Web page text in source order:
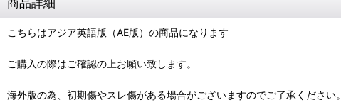
こちらはアジア英語版（AE版）の商品になります
ご購入の際はご確認の上お願い致します。
海外版の為、初期傷やスレ傷がある場合がございますのでご了承ください。